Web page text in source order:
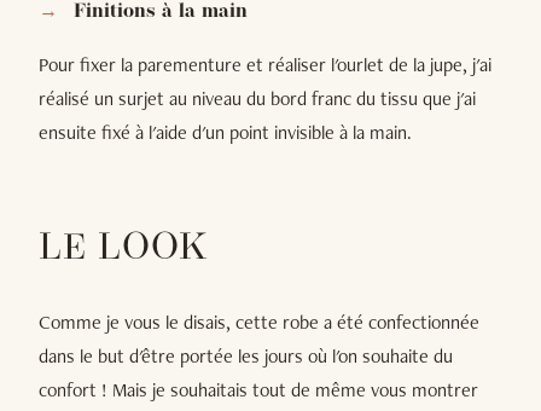
Finitions à la main
Pour fixer la parementure et réaliser l'ourlet de la jupe, j'ai
réalisé un surjet au niveau du bord franc du tissu que j'ai
ensuite fixé à l'aide d'un point invisible à la main.
LE LOOK
Comme je vous le disais, cette robe a été confectionnée
dans le but d'être portée les jours où l'on souhaite du
confort ! Mais je souhaitais tout de même vous montrer